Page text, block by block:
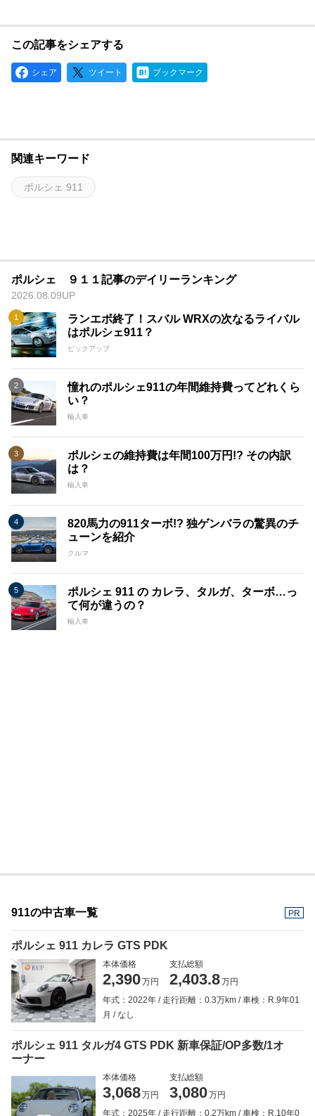
この記事をシェアする
シェア ツイート ブックマーク
関連キーワード
ポルシェ 911
ポルシェ ９１１記事のデイリーランキング
2026.08.09UP
ランエボ終了！スバル WRXの次なるライバル
はポルシェ911？
ピックアップ
憧れのポルシェ911の年間維持費ってどれくら
い？
輸入車
ポルシェの維持費は年間100万円!? その内訳
は？
輸入車
820馬力の911ターボ!? 独ゲンバラの驚異のチ
ューンを紹介
クルマ
ポルシェ 911 の カレラ、タルガ、ターボ…っ
て何が違うの？
輸入車
911の中古車一覧 PR
ポルシェ 911 カレラ GTS PDK
本体価格
2,390万円
支払総額
2,403.8万円
年式：2022年
走行距離：0.3万km
車検：R.9年01
月
なし
ポルシェ 911 タルガ4 GTS PDK 新車保証/OP多数/1オ
ーナー
本体価格
3,068万円
支払総額
3,080万円
年式：2025年
走行距離：0.2万km 車検：R.10年0